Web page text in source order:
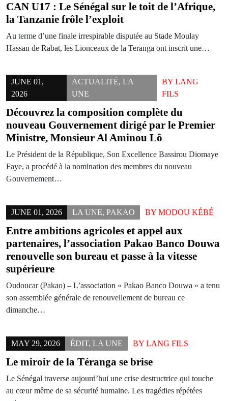
CAN U17 : Le Sénégal sur le toit de l’Afrique,
la Tanzanie frôle l’exploit
Au terme d’une finale irrespirable disputée au Stade Moulay
Hassan de Rabat, les Lionceaux de la Teranga ont inscrit une…
JUNE 01,
2026
ACTUALITÉ, LA
UNE
BYLANG
FILS
Découvrez la composition complète du
nouveau Gouvernement dirigé par le Premier
Ministre, Monsieur Al Aminou Lô
Le Président de la République, Son Excellence Bassirou Diomaye
Faye, a procédé à la nomination des membres du nouveau
Gouvernement…
JUNE 01, 2026 LA UNE, PAKAO BY MODOU KÉBÉ
Entre ambitions agricoles et appel aux
partenaires, l’association Pakao Banco Douwa
renouvelle son bureau et passe à la vitesse
supérieure
Oudoucar (Pakao) – L’association « Pakao Banco Douwa » a tenu
son assemblée générale de renouvellement de bureau ce
dimanche…
MAY 29, 2026 ÉDIT, LA UNE BY LANG FILS
Le miroir de la Téranga se brise
Le Sénégal traverse aujourd’hui une crise destructrice qui touche
au cœur même de sa sécurité humaine. Les tragédies répétées